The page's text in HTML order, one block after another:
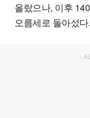
올랐으나, 이후
오름세로 돌아섰다.